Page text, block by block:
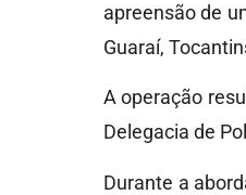
apreensão de
Guaraí,
A operação
Delegacia de
Durante a